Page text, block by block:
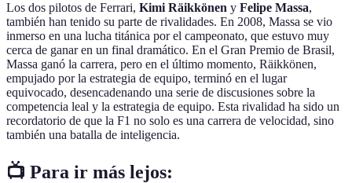
Los dos pilotos de Ferrari, Kimi Räikkönen y Felipe Massa,
también han tenido su parte de rivalidades. En 2008, Massa se vio
inmerso en una lucha titánica por el campeonato, que estuvo muy
cerca de ganar en un final dramático. En el Gran Premio de Brasil,
Massa ganó la carrera, pero en el último momento, Räikkönen,
empujado por la estrategia de equipo, terminó en el lugar
equivocado, desencadenando una serie de discusiones sobre la
competencia leal y la estrategia de equipo. Esta rivalidad ha sido un
recordatorio de que la F1 no solo es una carrera de velocidad, sino
también una batalla de inteligencia.
📺 Para ir más lejos: